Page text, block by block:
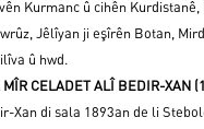
Kurmanc û cihên
Jêlîyan ji eşîrên Botan,
û hwd.
MÎR CELADET ALÎ BEDIR-XAN
Xan di sala 1893an de li